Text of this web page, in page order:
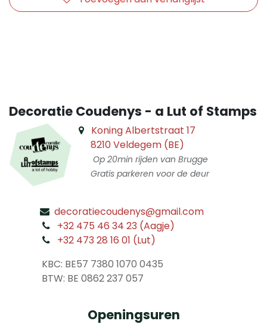
Decoratie Coudenys - a Lut of Stamps
Koning Albertstraat 17
8210 Veldegem (BE)
Op 20min rijden van Brugge
Gratis parkeren voor de deur
decoratiecoudenys@gmail.com
+32 475 46 34 23 (Aagje)
+32 473 28 16 01 (Lut)
KBC: BE57 7380 1070 0435
​ BTW: BE 0862 237 057
Openingsuren